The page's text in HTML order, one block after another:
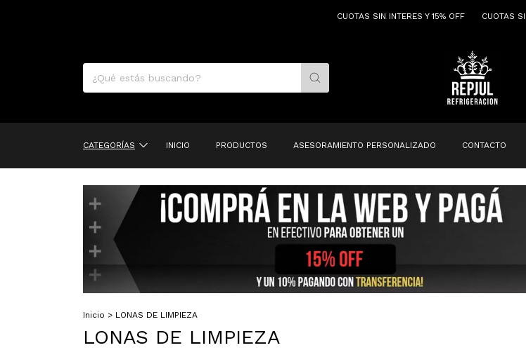
CUOTAS SIN INTERES Y 15% OFF CUOTAS SIN
CATEGORÍAS INICIO PRODUCTOS ASESORAMIENTO PERSONALIZADO CONTACTO
Inicio > LONAS DE LIMPIEZA
LONAS DE LIMPIEZA